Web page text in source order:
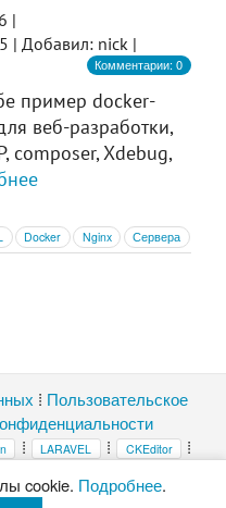
|
| Добавил: nick |
Комментарии: 0
пример docker-
веб-разработки,
composer, Xdebug,
Docker Nginx Сервера
⁞ Пользовательское
⁞ LARAVEL ⁞ CKEditor ⁞
Popup
cookie. Подробнее.